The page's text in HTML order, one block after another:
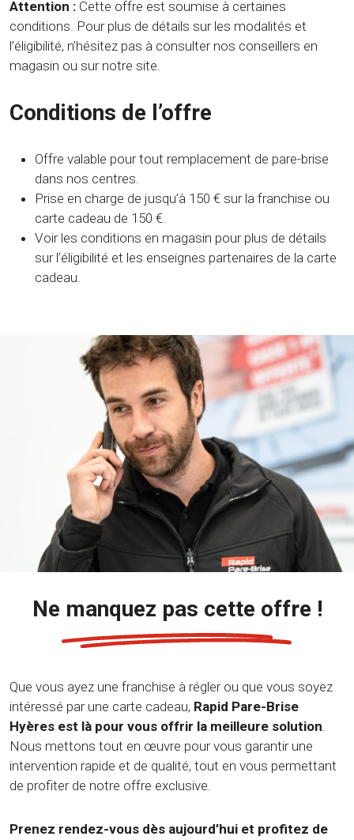
Attention : Cette offre est soumise à certaines
conditions. Pour plus de détails sur les modalités et
l’éligibilité, n’hésitez pas à consulter nos conseillers en
magasin ou sur notre site.
Conditions de l’offre
Offre valable pour tout remplacement de pare-brise
dans nos centres.
Prise en charge de jusqu’à 150 € sur la franchise ou
carte cadeau de 150 €.
Voir les conditions en magasin pour plus de détails
sur l’éligibilité et les enseignes partenaires de la carte
cadeau.
Ne manquez pas cette offre !
Que vous ayez une franchise à régler ou que vous soyez
intéressé par une carte cadeau, Rapid Pare-Brise
Hyères est là pour vous offrir la meilleure solution.
Nous mettons tout en œuvre pour vous garantir une
intervention rapide et de qualité, tout en vous permettant
de profiter de notre offre exclusive.
Prenez rendez-vous dès aujourd’hui et profitez de